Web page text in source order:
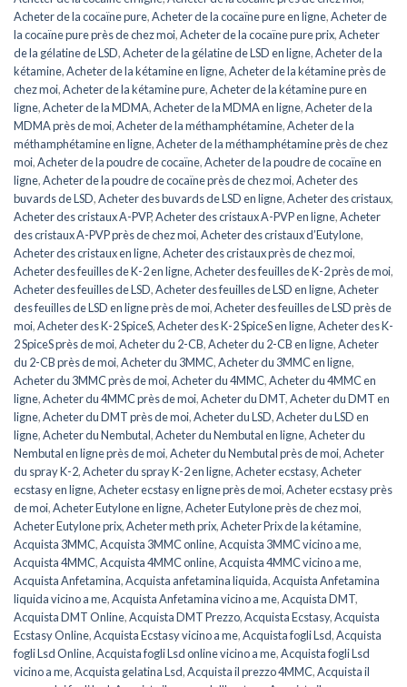
Acheter de la cocaïne pure,Acheter de la cocaïne pure en ligne,Acheter de
la cocaïne pure près de chez moi,Acheter de la cocaïne pure prix,Acheter
de la gélatine de LSD,Acheter de la gélatine de LSD en ligne,Acheter de la
kétamine,Acheter de la kétamine en ligne,Acheter de la kétamine près de
chez moi,Acheter de la kétamine pure,Acheter de la kétamine pure en
ligne,Acheter de la MDMA,Acheter de la MDMA en ligne,Acheter de la
MDMA près de moi,Acheter de la méthamphétamine,Acheter de la
méthamphétamine en ligne,Acheter de la méthamphétamine près de chez
moi,Acheter de la poudre de cocaïne,Acheter de la poudre de cocaïne en
ligne,Acheter de la poudre de cocaïne près de chez moi,Acheter des
buvards de LSD,Acheter des buvards de LSD en ligne,Acheter des cristaux,
Acheter des cristaux A-PVP,Acheter des cristaux A-PVP en ligne,Acheter
des cristaux A-PVP près de chez moi,Acheter des cristaux d’Eutylone,
Acheter des cristaux en ligne,Acheter des cristaux près de chez moi,
Acheter des feuilles de K-2 en ligne,Acheter des feuilles de K-2 près de moi,
Acheter des feuilles de LSD,Acheter des feuilles de LSD en ligne,Acheter
des feuilles de LSD en ligne près de moi,Acheter des feuilles de LSD près de
moi,Acheter des K-2 SpiceS,Acheter des K-2 SpiceS en ligne,Acheter des K-
2 SpiceS près de moi,Acheter du 2-CB,Acheter du 2-CB en ligne,Acheter
du 2-CB près de moi,Acheter du 3MMC,Acheter du 3MMC en ligne,
Acheter du 3MMC près de moi,Acheter du 4MMC,Acheter du 4MMC en
ligne,Acheter du 4MMC près de moi,Acheter du DMT,Acheter du DMT en
ligne,Acheter du DMT près de moi,Acheter du LSD,Acheter du LSD en
ligne,Acheter du Nembutal,Acheter du Nembutal en ligne,Acheter du
Nembutal en ligne près de moi,Acheter du Nembutal près de moi,Acheter
du spray K-2,Acheter du spray K-2 en ligne,Acheter ecstasy,Acheter
ecstasy en ligne,Acheter ecstasy en ligne près de moi,Acheter ecstasy près
de moi,Acheter Eutylone en ligne,Acheter Eutylone près de chez moi,
Acheter Eutylone prix,Acheter meth prix,Acheter Prix de la kétamine,
Acquista 3MMC,Acquista 3MMC online,Acquista 3MMC vicino a me,
Acquista 4MMC,Acquista 4MMC online,Acquista 4MMC vicino a me,
Acquista Anfetamina,Acquista anfetamina liquida,Acquista Anfetamina
liquida vicino a me,Acquista Anfetamina vicino a me,Acquista DMT,
Acquista DMT Online,Acquista DMT Prezzo,Acquista Ecstasy,Acquista
Ecstasy Online,Acquista Ecstasy vicino a me,Acquista fogli Lsd,Acquista
fogli Lsd Online,Acquista fogli Lsd online vicino a me,Acquista fogli Lsd
vicino a me,Acquista gelatina Lsd,Acquista il prezzo 4MMC,Acquista il